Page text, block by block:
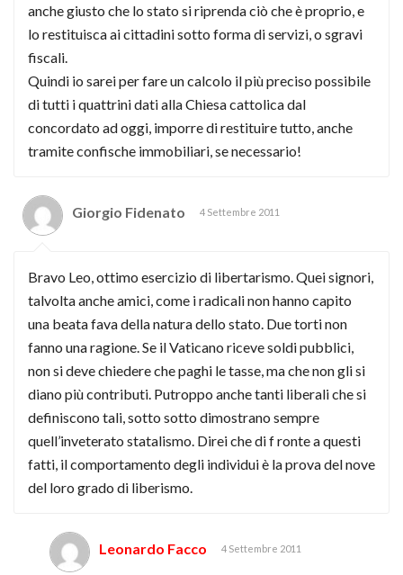
anche giusto che lo stato si riprenda ciò che è proprio, e
lo restituisca ai cittadini sotto forma di servizi, o sgravi
fiscali.
Quindi io sarei per fare un calcolo il più preciso possibile
di tutti i quattrini dati alla Chiesa cattolica dal
concordato ad oggi, imporre di restituire tutto, anche
tramite confische immobiliari, se necessario!
Giorgio Fidenato 4 Settembre 2011
Bravo Leo, ottimo esercizio di libertarismo. Quei signori,
talvolta anche amici, come i radicali non hanno capito
una beata fava della natura dello stato. Due torti non
fanno una ragione. Se il Vaticano riceve soldi pubblici,
non si deve chiedere che paghi le tasse, ma che non gli si
diano più contributi. Putroppo anche tanti liberali che si
definiscono tali, sotto sotto dimostrano sempre
quell’inveterato statalismo. Direi che di f ronte a questi
fatti, il comportamento degli individui è la prova del nove
del loro grado di liberismo.
Leonardo Facco 4 Settembre 2011